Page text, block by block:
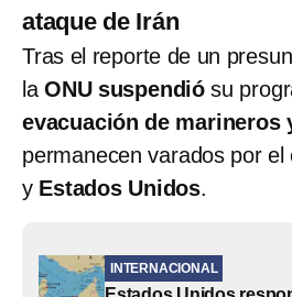
ataque de Irán
Tras el reporte de un
la ONU suspendió su
evacuación de marineros
permanecen varados por el
y Estados Unidos.
INTERNACIONAL